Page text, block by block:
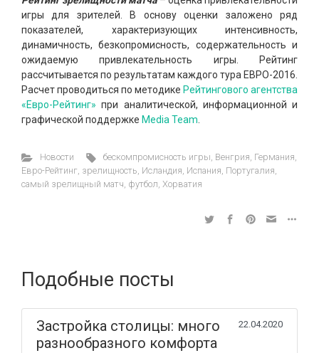
игры для зрителей. В основу оценки заложено ряд
показателей, характеризующих интенсивность,
динамичность, безкопромисность, содержательность и
ожидаемую привлекательность игры. Рейтинг
рассчитывается по результатам каждого тура ЕВРО-2016.
Расчет проводиться по методике Рейтингового агентства
«Евро-Рейтинг» при аналитической, информационной и
графической поддержке Media Team
Новости бескомпромисность игры, Венгрия, Германия,
Евро-Рейтинг, зрелищность, Исландия, Испания, Португалия,
самый зрелищный матч, футбол, Хорватия
Подобные посты
Застройка столицы: много
разнообразного комфорта
22.04.2020